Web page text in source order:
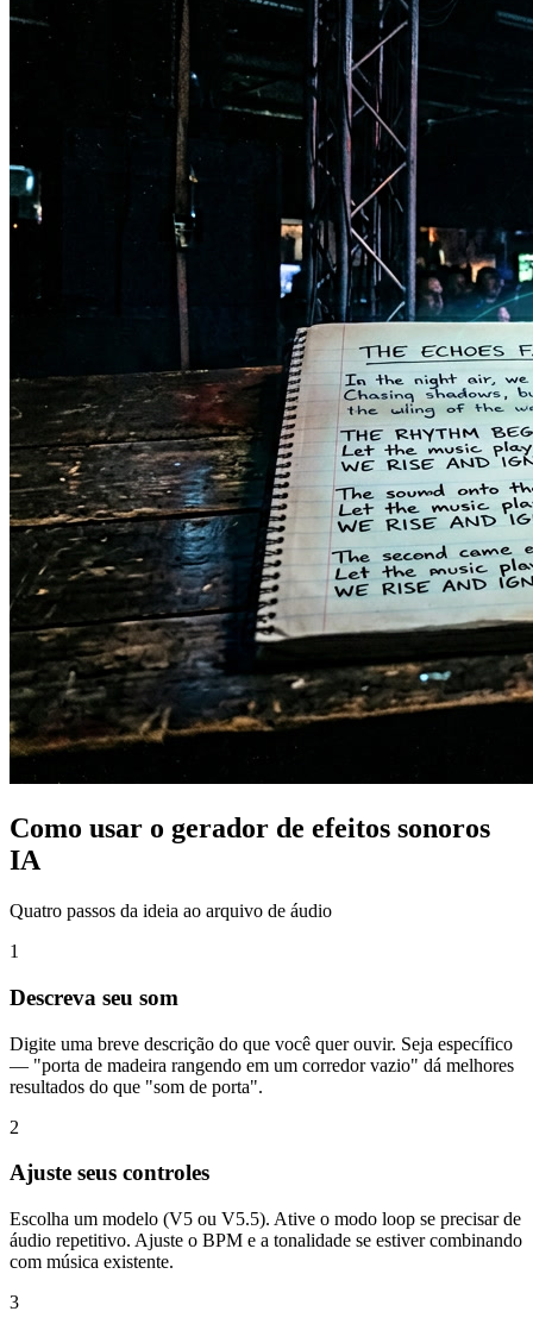
Como usar o gerador de efeitos sonoros
IA
Quatro passos da ideia ao arquivo de áudio
1
Descreva seu som
Digite uma breve descrição do que você quer ouvir. Seja específico
— "porta de madeira rangendo em um corredor vazio" dá melhores
resultados do que "som de porta".
2
Ajuste seus controles
Escolha um modelo (V5 ou V5.5). Ative o modo loop se precisar de
áudio repetitivo. Ajuste o BPM e a tonalidade se estiver combinando
com música existente.
3